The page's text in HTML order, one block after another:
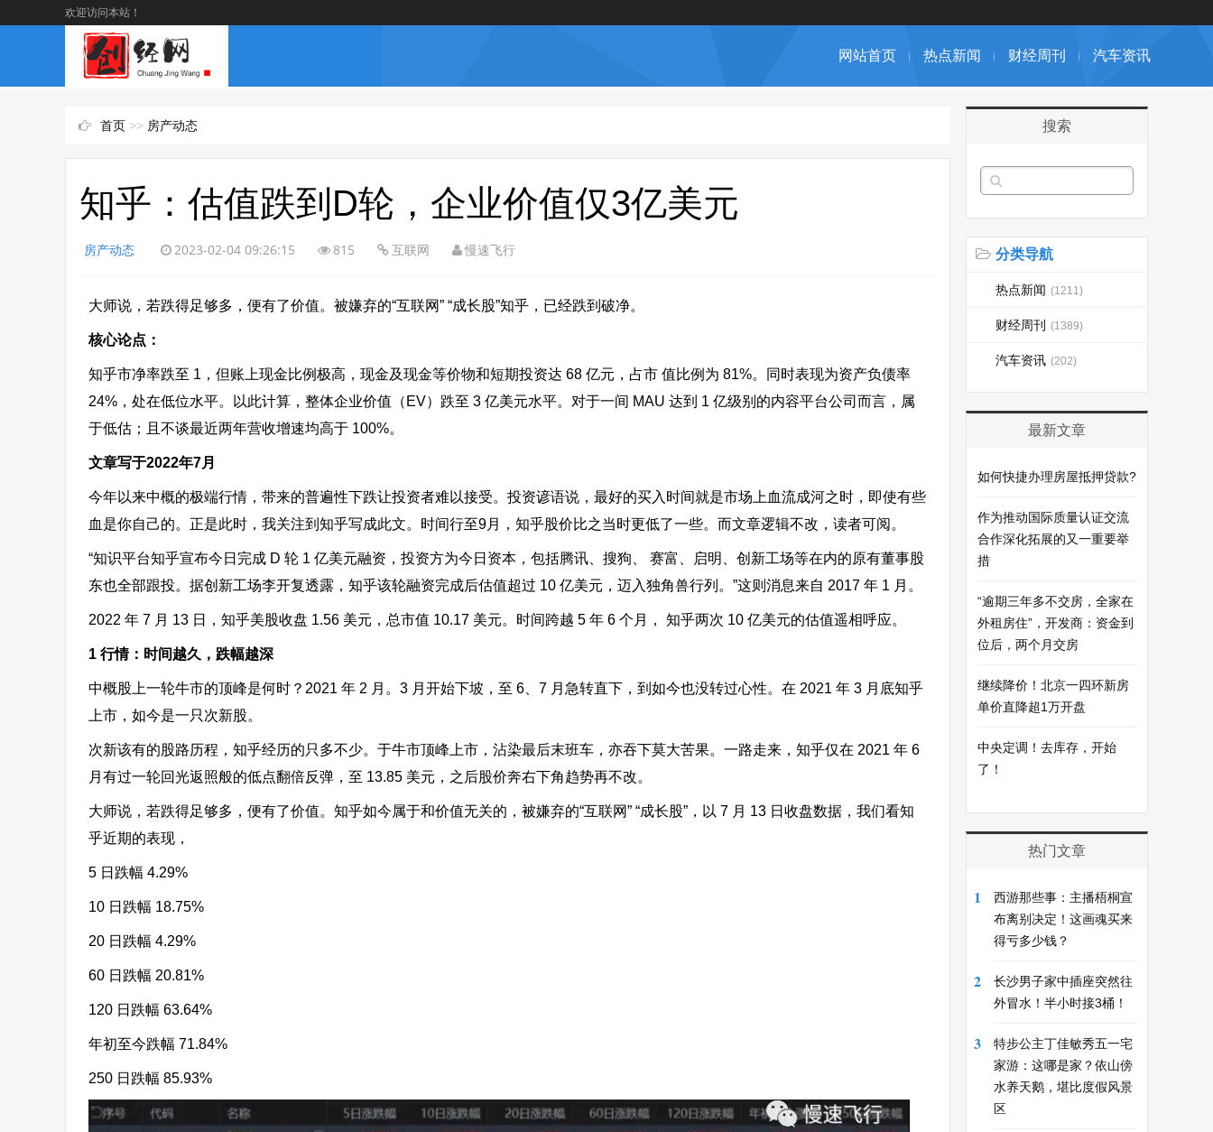
欢迎访问本站！
网站首页 热点新闻 财经周刊 汽车资讯
首页 >> 房产动态
知乎：估值跌到D轮，企业价值仅3亿美元
房产动态 2023-02-04 09:26:15 815 互联网 慢速飞行
​大师说，若跌得足够多，便有了价值。被嫌弃的“互联网” “成长股”知乎，已经跌到破净。
核心论点：
知乎市净率跌至 1，但账上现金比例极高，现金及现金等价物和短期投资达 68 亿元，占市 值比例为 81%。同时表现为资产负债率
24%，处在低位水平。以此计算，整体企业价值（EV）跌至 3 亿美元水平。对于一间 MAU 达到 1 亿级别的内容平台公司而言，属
于低估；且不谈最近两年营收增速均高于 100%。
文章写于2022年7月
今年以来中概的极端行情，带来的普遍性下跌让投资者难以接受。投资谚语说，最好的买入时间就是市场上血流成河之时，即使有些
血是你自己的。正是此时，我关注到知乎写成此文。时间行至9月，知乎股价比之当时更低了一些。而文章逻辑不改，读者可阅。
“知识平台知乎宣布今日完成 D 轮 1 亿美元融资，投资方为今日资本，包括腾讯、搜狗、 赛富、启明、创新工场等在内的原有董事股
东也全部跟投。据创新工场李开复透露，知乎该轮融资完成后估值超过 10 亿美元，迈入独角兽行列。”这则消息来自 2017 年 1 月。
2022 年 7 月 13 日，知乎美股收盘 1.56 美元，总市值 10.17 美元。时间跨越 5 年 6 个月， 知乎两次 10 亿美元的估值遥相呼应。
1 行情：时间越久，跌幅越深
中概股上一轮牛市的顶峰是何时？2021 年 2 月。3 月开始下坡，至 6、7 月急转直下，到如今也没转过心性。在 2021 年 3 月底知乎
上市，如今是一只次新股。
次新该有的股路历程，知乎经历的只多不少。于牛市顶峰上市，沾染最后末班车，亦吞下莫大苦果。一路走来，知乎仅在 2021 年 6
月有过一轮回光返照般的低点翻倍反弹，至 13.85 美元，之后股价奔右下角趋势再不改。
大师说，若跌得足够多，便有了价值。知乎如今属于和价值无关的，被嫌弃的“互联网” “成长股”，以 7 月 13 日收盘数据，我们看知
乎近期的表现，
5 日跌幅 4.29%
10 日跌幅 18.75%
20 日跌幅 4.29%
60 日跌幅 20.81%
120 日跌幅 63.64%
年初至今跌幅 71.84%
250 日跌幅 85.93%
搜索
分类导航
热点新闻 (1211)
财经周刊 (1389)
汽车资讯 (202)
最新文章
如何快捷办理房屋抵押贷款?
作为推动国际质量认证交流
合作深化拓展的又一重要举
措
“逾期三年多不交房，全家在
外租房住”，开发商：资金到
位后，两个月交房
继续降价！北京一四环新房
单价直降超1万开盘
中央定调！去库存，开始
了！
热门文章
1
西游那些事：主播梧桐宣
布离别决定！这画魂买来
得亏多少钱？
2
长沙男子家中插座突然往
外冒水！半小时接3桶！
3
特步公主丁佳敏秀五一宅
家游：这哪是家？依山傍
水养天鹅，堪比度假风景
区